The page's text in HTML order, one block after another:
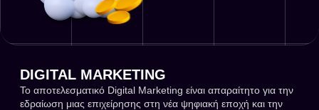
DIGITAL MARKETING
Το αποτελεσματικό Digital Marketing είναι απαραίτητο για την
εδραίωση μιας επιχείρησης στη νέα ψηφιακή εποχή και την